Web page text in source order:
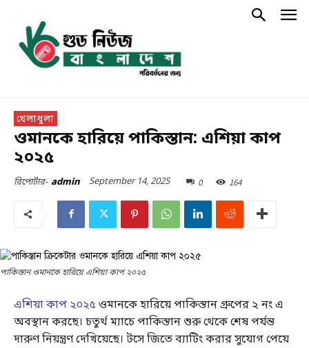
খেলাধুলা
ওমানকে হারিয়ে পাকিস্তান: এশিয়া কাপ
২০২৫
রিপোর্টার- admin September 14, 2025 0 164
পাকিস্তান ওমানকে হারিয়ে এশিয়া কাপ ২০২৫
এশিয়া কাপ ২০২৫ ওমানকে হারিয়ে পাকিস্তান গ্রুপের ২ নং এ
অবস্থান করছে। চতুর্থ ম্যাচে পাকিস্তান শুরু থেকে শেষ পর্যন্ত
দারুণ নিয়ন্ত্রণ দেখিয়েছে। টসে জিতে ব্যাটিং করার সুযোগ পেয়ে